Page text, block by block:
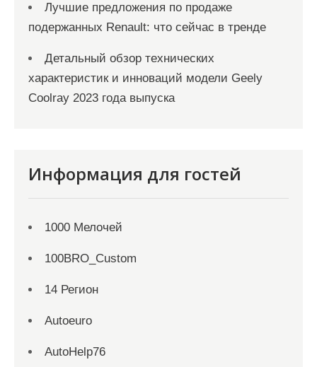
Лучшие предложения по продаже
подержанных Renault: что сейчас в тренде
Детальный обзор технических
характеристик и инноваций модели Geely
Coolray 2023 года выпуска
Информация для гостей
1000 Мелочей
100BRO_Custom
14 Регион
Autoeuro
AutoHelp76